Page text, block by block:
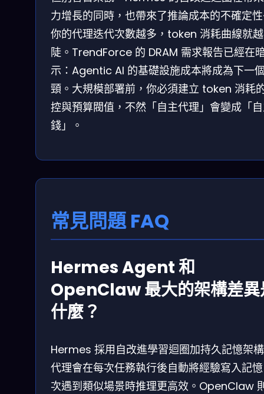
力增長的同時，也帶來了推論成本的不確定
你的代理迭代次數越多，token 消耗曲線就越
陡。TrendForce 的 DRAM 需求報告已經在
示：Agentic AI 的基礎設施成本將成為下一
頸。大規模部署前，你必須建立 token 消耗
控與預算閥值，不然「自主代理」會變成「
錢」。
常見問題 FAQ
Hermes Agent 和
OpenClaw 最大的架構差異
什麼？
Hermes 採用自改進學習迴圈加持久記憶架
代理會在每次任務執行後自動將經驗寫入記
次遇到類似場景時推理更高效。OpenClaw